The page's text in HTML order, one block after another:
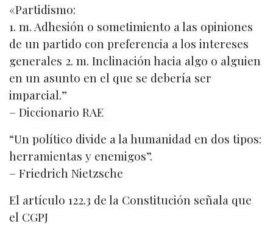
«Partidismo:
1. m. Adhesión o sometimiento a las opiniones
de un partido con preferencia a los intereses
generales 2. m. Inclinación hacia algo o alguien
en un asunto en el que se debería ser
imparcial.”
– Diccionario RAE
“Un político divide a la humanidad en dos tipos:
herramientas y enemigos”.
– Friedrich Nietzsche
El artículo 122.3 de la Constitución señala que
el CGPJ